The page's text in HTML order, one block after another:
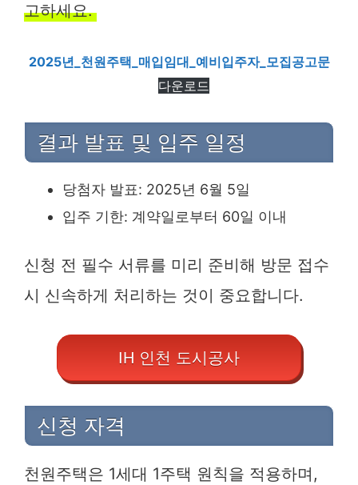
고하세요.
2025년_천원주택_매입임대_예비입주자_모집공고문
다운로드
결과 발표 및 입주 일정
당첨자 발표: 2025년 6월 5일
입주 기한: 계약일로부터 60일 이내
신청 전 필수 서류를 미리 준비해 방문 접수
시 신속하게 처리하는 것이 중요합니다.
IH 인천 도시공사
신청 자격
천원주택은 1세대 1주택 원칙을 적용하며,